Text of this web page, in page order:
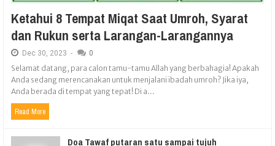
Ketahui 8 Tempat Miqat Saat Umroh, Syarat
dan Rukun serta Larangan-Larangannya
Dec 30, 2023 - 0
Selamat datang, para calon tamu-tamu Allah yang berbahagia! Apakah
Anda sedang merencanakan untuk menjalani ibadah umroh? Jika iya,
Anda berada di tempat yang tepat! Di a...
Read More
Doa Tawaf putaran satu sampai tujuh